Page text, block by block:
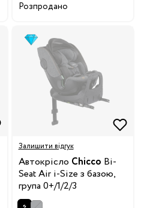
Розпродано
Залишити відгук
Автокрісло Chicco Bi-
Seat Air i-Size з базою,
група 0+/1/2/3